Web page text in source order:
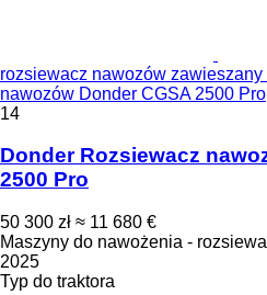
rozsiewacz nawozów
nawozów Donder CGSA 2500 Pro
14
Donder Rozsiewacz
2500 Pro
50 300 zł ≈ 11 680 €
Maszyny do nawożenia -
2025
Typ do traktora